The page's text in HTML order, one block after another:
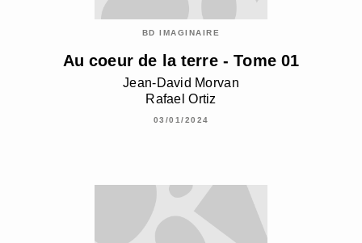
BD IMAGINAIRE
Au coeur de la terre - Tome 01
Jean-David Morvan
Rafael Ortiz
03/01/2024